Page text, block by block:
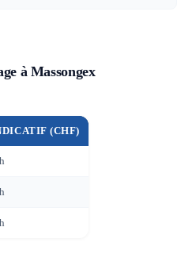
à Massongex
(CHF)